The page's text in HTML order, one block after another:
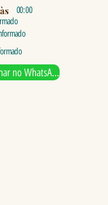
às 00: 00
no WhatsApp